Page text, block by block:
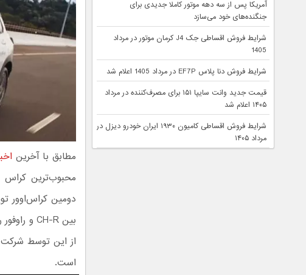
مطابق با آخرین
محبوب‌ترین کراس
از این توسط شرکت
است.
آمریکا پس از سه دهه موتور کاملا جدیدی برای
جنگنده‌های خود می‌سازد
شرایط فروش اقساطی جک J4 کرمان موتور در مرداد
1405
شرایط فروش دنا پلاس EF7P در مرداد 1405 اعلام شد
قیمت جدید وانت سایپا ۱۵۱ برای مصرف‌کننده در مرداد
۱۴۰۵ اعلام شد
شرایط فروش اقساطی کامیون ۱۹۳۰ ایران خودرو دیزل در
مرداد ۱۴۰۵